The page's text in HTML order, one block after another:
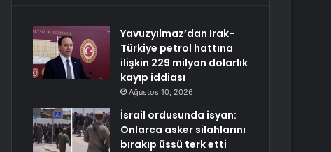
Yavuzyılmaz’dan Irak-
Türkiye petrol hattına
ilişkin 229 milyon dolarlık
kayıp iddiası
Ağustos 10, 2026
İsrail ordusunda isyan:
Onlarca asker silahlarını
bırakıp üssü terk etti